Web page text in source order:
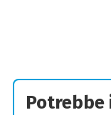
Potrebbe